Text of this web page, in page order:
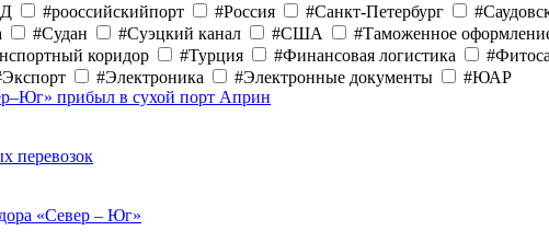
#рооссийскийпорт #Россия #Санкт-Петербург
#Судан #Суэцкий канал #США #Таможенное
коридор #Турция #Финансовая логистика
#Электроника #Электронные документы
#ЮАР
прибыл в сухой порт Априн
перевозок
«Север – Юг»